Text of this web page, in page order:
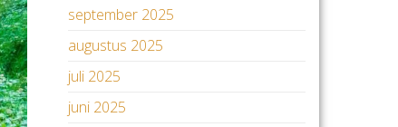
september 2025
augustus 2025
juli 2025
juni 2025